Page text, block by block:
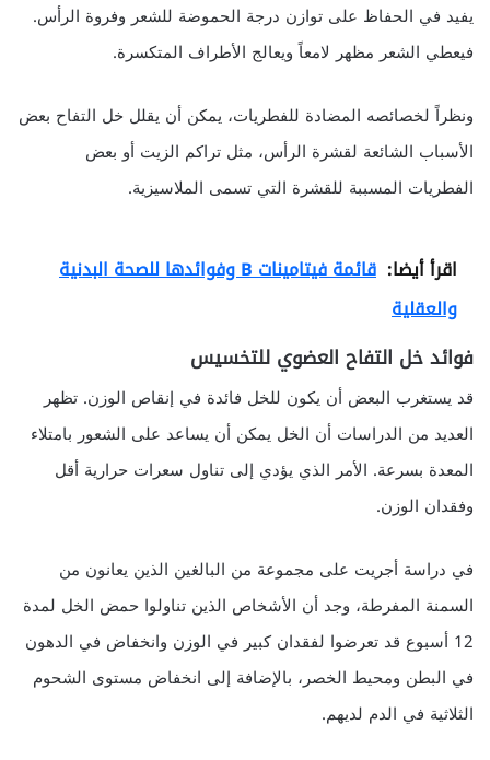
يفيد في الحفاظ على توازن درجة الحموضة للشعر وفروة الرأس.
فيعطي الشعر مظهر لامعاً ويعالج الأطراف المتكسرة.
ونظراً لخصائصه المضادة للفطريات، يمكن أن يقلل خل التفاح بعض
الأسباب الشائعة لقشرة الرأس، مثل تراكم الزيت أو بعض
الفطريات المسببة للقشرة التي تسمى الملاسيزية.
اقرأ أيضا:
قائمة فيتامينات B وفوائدها للصحة البدنية
والعقلية
فوائد خل التفاح العضوي للتخسيس
قد يستغرب البعض أن يكون للخل فائدة في إنقاص الوزن. تظهر
العديد من الدراسات أن الخل يمكن أن يساعد على الشعور بامتلاء
المعدة بسرعة. الأمر الذي يؤدي إلى تناول سعرات حرارية أقل
وفقدان الوزن.
في دراسة أجريت على مجموعة من البالغين الذين يعانون من
السمنة المفرطة، وجد أن الأشخاص الذين تناولوا حمض الخل لمدة
12 أسبوع قد تعرضوا لفقدان كبير في الوزن وانخفاض في الدهون
في البطن ومحيط الخصر، بالإضافة إلى انخفاض مستوى الشحوم
الثلاثية في الدم لديهم.